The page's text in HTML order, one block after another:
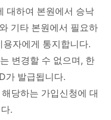
대하여 본원에서 승낙
기타 본원에서 필요하
자에게 통지합니다.
변경할 수 없으며, 한
가 발급됩니다.
당하는 가입신청에 대
.